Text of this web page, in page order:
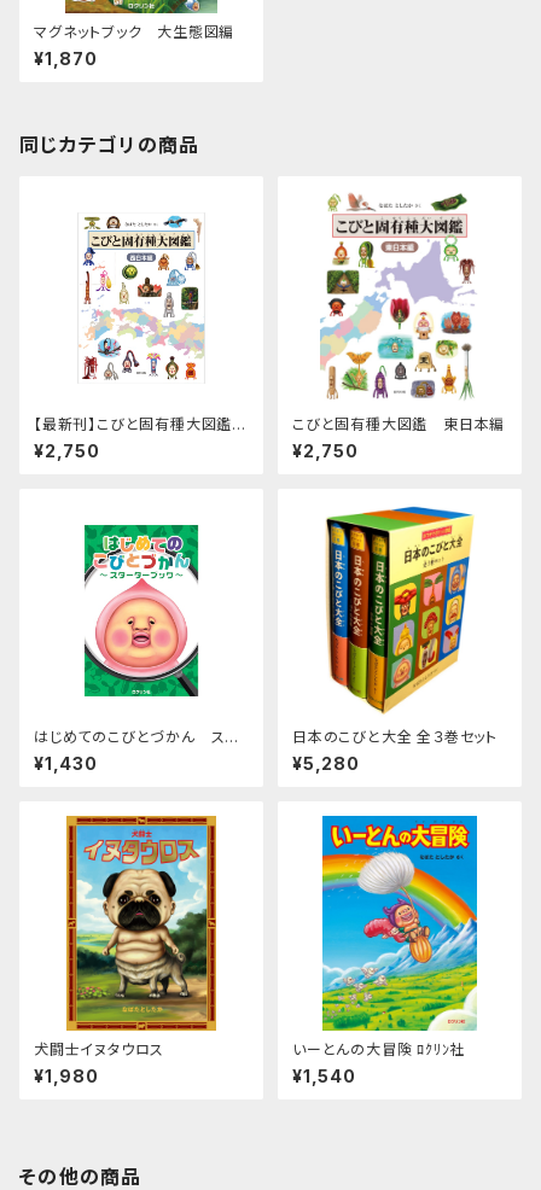
マグネットブック 大生態図編
¥1,870
同じカテゴリの商品
【最新刊】こびと固有種大図鑑
西日本編
¥2,750
こびと固有種大図鑑 東日本編
¥2,750
はじめてのこびとづかん スタ
ーターブック
¥1,430
日本のこびと大全 全３巻セット
¥5,280
犬闘士イヌタウロス
¥1,980
いーとんの大冒険 ﾛｸﾘﾝ社
¥1,540
その他の商品